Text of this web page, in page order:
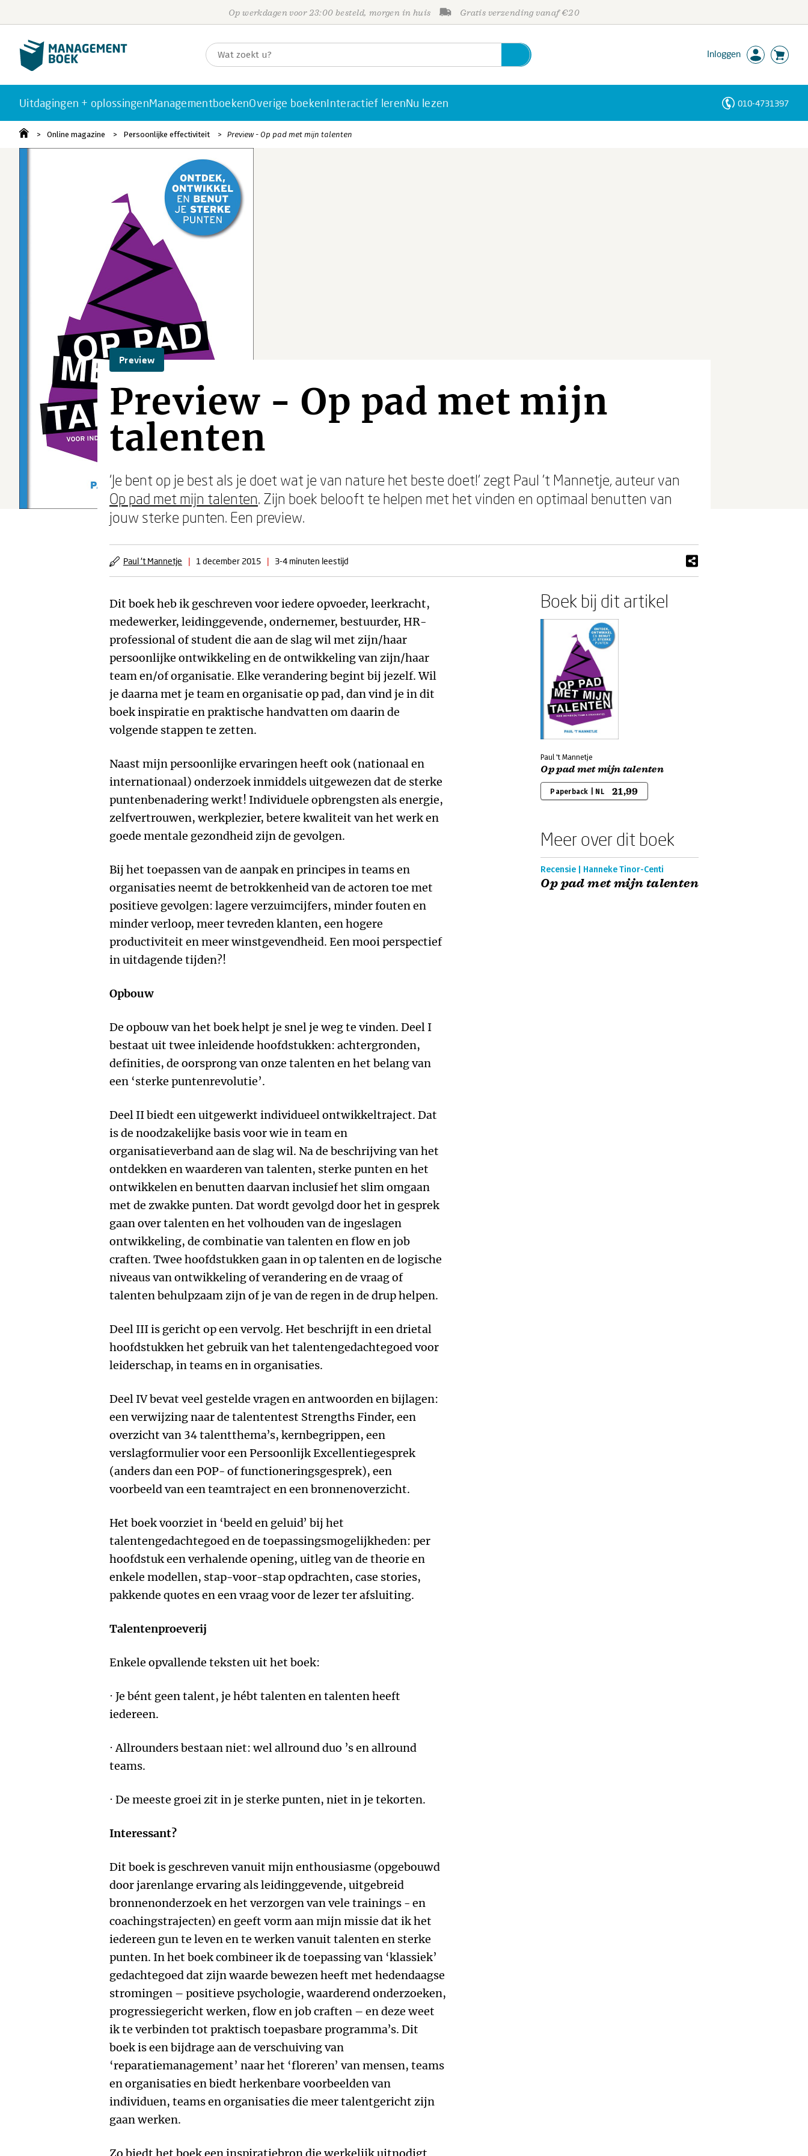
Op werkdagen voor 23:00 besteld, morgen in huis Gratis verzending vanaf €20
Inloggen
Uitdagingen + oplossingenManagementboekenOverige boekenInteractief lerenNu lezen 010-4731397
Online magazine Persoonlijke effectiviteit Preview - Op pad met mijn talenten
Preview
Preview - Op pad met mijn
talenten
‘Je bent op je best als je doet wat je van nature het beste doet!’ zegt Paul ’t Mannetje, auteur van
Op pad met mijn talenten. Zijn boek belooft te helpen met het vinden en optimaal benutten van
jouw sterke punten. Een preview.
Paul 't Mannetje | 1 december 2015 | 3-4 minuten leestijd
Dit boek heb ik geschreven voor iedere opvoeder, leerkracht,
medewerker, leidinggevende, ondernemer, bestuurder, HR-
professional of student die aan de slag wil met zijn/haar
persoonlijke ontwikkeling en de ontwikkeling van zijn/haar
team en/of organisatie. Elke verandering begint bij jezelf. Wil
je daarna met je team en organisatie op pad, dan vind je in dit
boek inspiratie en praktische handvatten om daarin de
volgende stappen te zetten.
Naast mijn persoonlijke ervaringen heeft ook (nationaal en
internationaal) onderzoek inmiddels uitgewezen dat de sterke
puntenbenadering werkt! Individuele opbrengsten als energie,
zelfvertrouwen, werkplezier, betere kwaliteit van het werk en
goede mentale gezondheid zijn de gevolgen.
Bij het toepassen van de aanpak en principes in teams en
organisaties neemt de betrokkenheid van de actoren toe met
positieve gevolgen: lagere verzuimcijfers, minder fouten en
minder verloop, meer tevreden klanten, een hogere
productiviteit en meer winstgevendheid. Een mooi perspectief
in uitdagende tijden?!
Opbouw
De opbouw van het boek helpt je snel je weg te vinden. Deel I
bestaat uit twee inleidende hoofdstukken: achtergronden,
definities, de oorsprong van onze talenten en het belang van
een ‘sterke puntenrevolutie’.
Deel II biedt een uitgewerkt individueel ontwikkeltraject. Dat
is de noodzakelijke basis voor wie in team en
organisatieverband aan de slag wil. Na de beschrijving van het
ontdekken en waarderen van talenten, sterke punten en het
ontwikkelen en benutten daarvan inclusief het slim omgaan
met de zwakke punten. Dat wordt gevolgd door het in gesprek
gaan over talenten en het volhouden van de ingeslagen
ontwikkeling, de combinatie van talenten en flow en job
craften. Twee hoofdstukken gaan in op talenten en de logische
niveaus van ontwikkeling of verandering en de vraag of
talenten behulpzaam zijn of je van de regen in de drup helpen.
Deel III is gericht op een vervolg. Het beschrijft in een drietal
hoofdstukken het gebruik van het talentengedachtegoed voor
leiderschap, in teams en in organisaties.
Deel IV bevat veel gestelde vragen en antwoorden en bijlagen:
een verwijzing naar de talententest Strengths Finder, een
overzicht van 34 talentthema’s, kernbegrippen, een
verslagformulier voor een Persoonlijk Excellentiegesprek
(anders dan een POP- of functioneringsgesprek), een
voorbeeld van een teamtraject en een bronnenoverzicht.
Het boek voorziet in ‘beeld en geluid’ bij het
talentengedachtegoed en de toepassingsmogelijkheden: per
hoofdstuk een verhalende opening, uitleg van de theorie en
enkele modellen, stap-voor-stap opdrachten, case stories,
pakkende quotes en een vraag voor de lezer ter afsluiting.
Talentenproeverij
Enkele opvallende teksten uit het boek:
· Je bént geen talent, je hébt talenten en talenten heeft
iedereen.
· Allrounders bestaan niet: wel allround duo ’s en allround
teams.
· De meeste groei zit in je sterke punten, niet in je tekorten.
Interessant?
Dit boek is geschreven vanuit mijn enthousiasme (opgebouwd
door jarenlange ervaring als leidinggevende, uitgebreid
bronnenonderzoek en het verzorgen van vele trainings - en
coachingstrajecten) en geeft vorm aan mijn missie dat ik het
iedereen gun te leven en te werken vanuit talenten en sterke
punten. In het boek combineer ik de toepassing van ‘klassiek’
gedachtegoed dat zijn waarde bewezen heeft met hedendaagse
stromingen – positieve psychologie, waarderend onderzoeken,
progressiegericht werken, flow en job craften – en deze weet
ik te verbinden tot praktisch toepasbare programma’s. Dit
boek is een bijdrage aan de verschuiving van
‘reparatiemanagement’ naar het ‘floreren’ van mensen, teams
en organisaties en biedt herkenbare voorbeelden van
individuen, teams en organisaties die meer talentgericht zijn
gaan werken.
Boek bij dit artikel
Paul 't Mannetje
Op pad met mijn talenten
Paperback | NL 21,99
Meer over dit boek
Recensie | Hanneke Tinor-Centi
Op pad met mijn talenten
Personen